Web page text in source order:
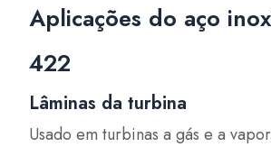
Aplicações do aço
422
Lâminas da turbina
Usado em turbinas a gás e a